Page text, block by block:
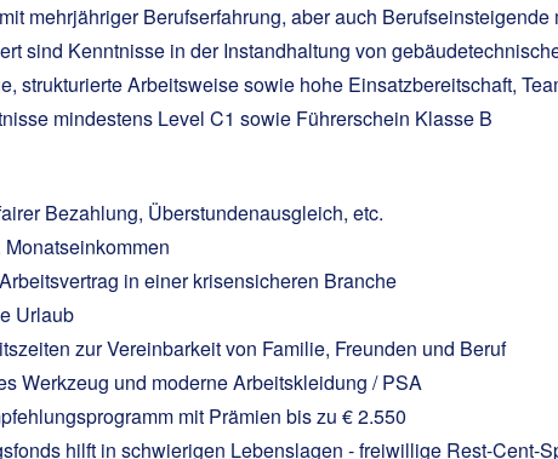
mehrjähriger Berufserfahrung, aber auch
sind Kenntnisse in der Instandhaltung von
strukturierte Arbeitsweise sowie hohe Einsatzbereitschaft,
mindestens Level C1 sowie Führerschein Klasse B
Bezahlung, Überstundenausgleich, etc.
in einer krisensicheren Branche
Urlaub
zur Vereinbarkeit von Familie, Freunden und Beruf
Werkzeug und moderne Arbeitskleidung / PSA
mit Prämien bis zu € 2.550
hilft in schwierigen Lebenslagen - freiwillige Rest-Cent-